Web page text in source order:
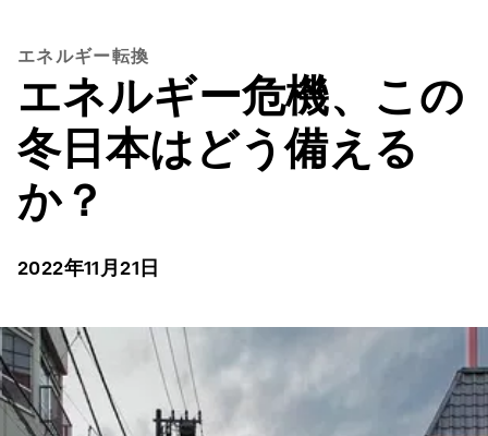
エネルギー転換
エネルギー危機、この
冬日本はどう備える
か？
2022年11月21日